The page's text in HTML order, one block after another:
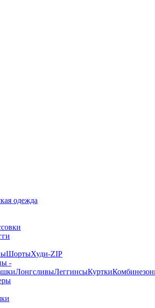
одежда
ШортыХуди-ZIP
-
ЛонгсливыЛеггинсыКуртки